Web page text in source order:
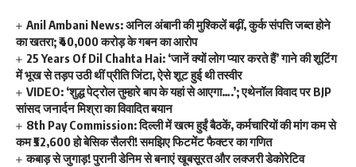
Anil Ambani News: अनिल अंबानी की मुश्किलें बढ़ीं, कुर्क संपत्ति जब्त होने
का खतरा; ₹40,000 करोड़ के गबन का आरोप
25 Years Of Dil Chahta Hai: ‘जानें क्यों लोग प्यार करते हैं’ गाने की शूटिंग
में भूख से तड़प उठी थीं प्रीति जिंटा, ऐसे शूट हुई थी तस्वीर
VIDEO: ‘शुद्ध पेट्रोल तुम्हारे बाप के यहां से आएगा….’; एथेनॉल विवाद पर BJP
सांसद जनार्दन मिश्रा का विवादित बयान
8th Pay Commission: दिल्ली में खत्म हुईं बैठकें, कर्मचारियों की मांग कम से
कम ₹52,600 हो बेसिक सैलरी! समझिए फिटमेंट फैक्टर का गणित
कबाड़ से जुगाड़! पुरानी डेनिम से बनाएं खूबसूरत और लक्जरी डेकोरेटिव